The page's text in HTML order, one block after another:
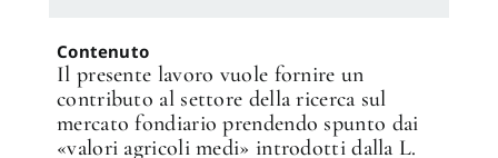
Contenuto
Il presente lavoro vuole fornire un
contributo al settore della ricerca sul
mercato fondiario prendendo spunto dai
«valori agricoli medi» introdotti dalla L.